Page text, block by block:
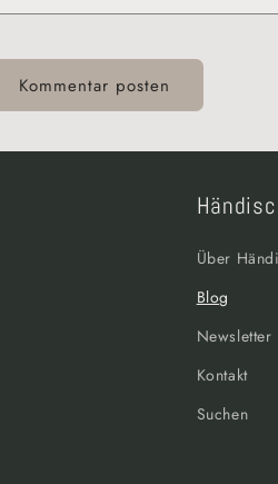
Über
Blog
Newsletter
Kontakt
Suchen